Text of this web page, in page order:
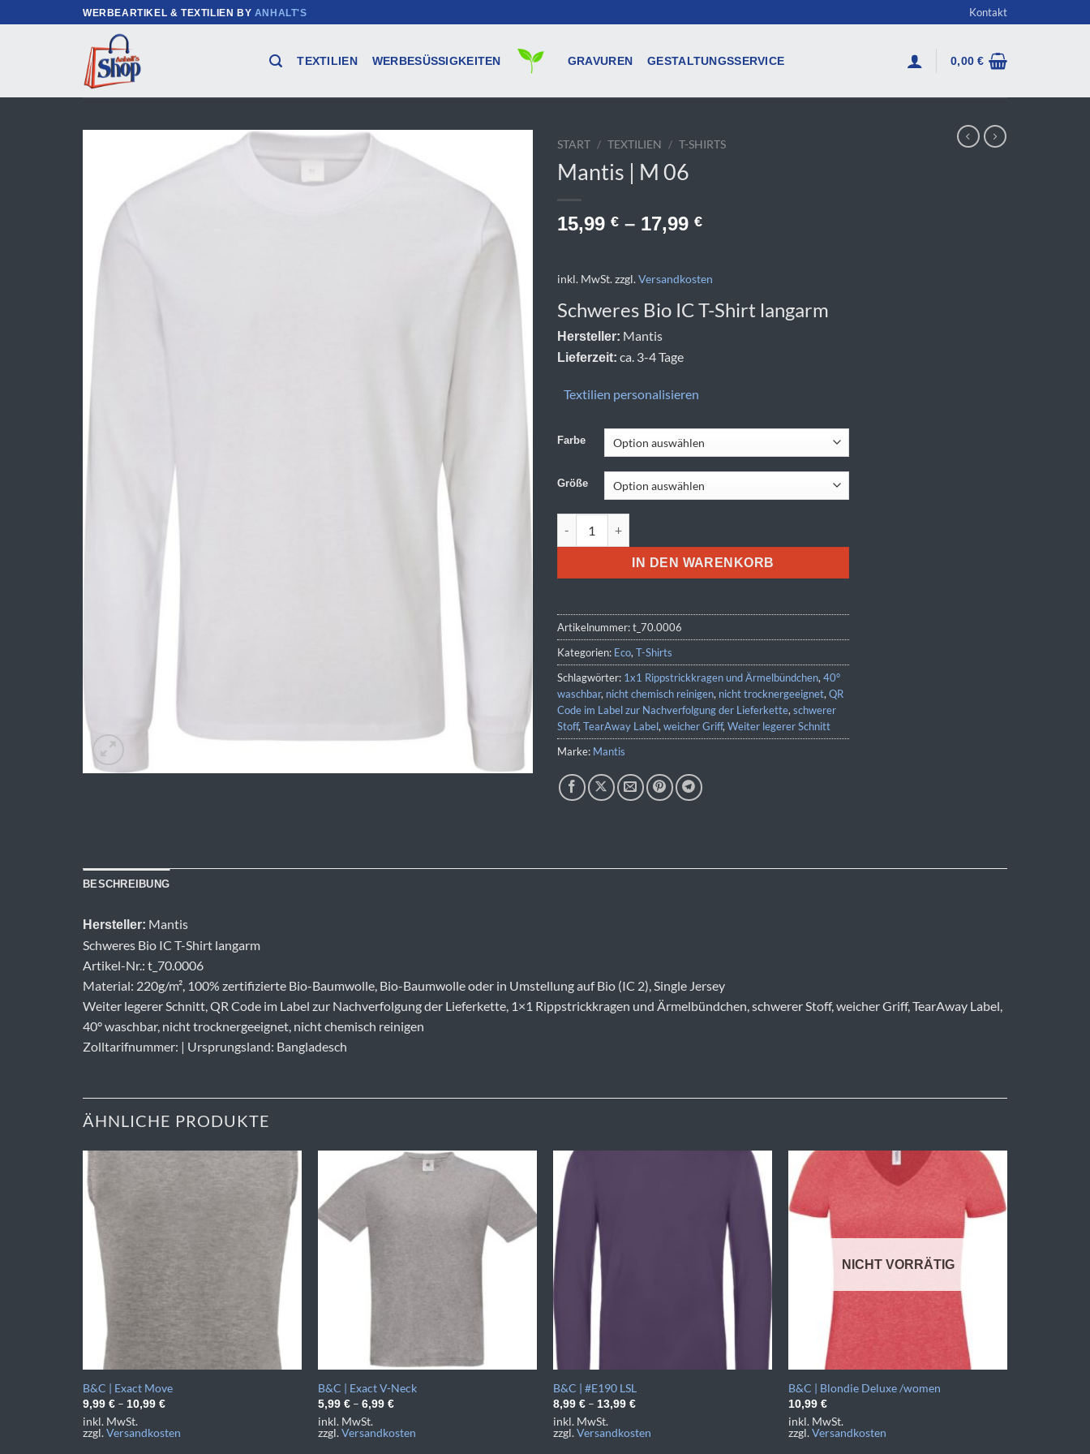
Inhalt
WERBEARTIKEL & TEXTILIEN BY ANHALT'S Kontakt
TEXTILIEN WERBESÜSSIGKEITEN GRAVUREN GESTALTUNGSSERVICE 0,00€
START / TEXTILIEN / T-SHIRTS
Mantis | M 06
15,99 € – 17,99 €
inkl. MwSt.zzgl.Versandkosten
Schweres Bio IC T-Shirt langarm
Hersteller: Mantis
Lieferzeit: ca. 3-4 Tage
Textilien personalisieren
Farbe
Größe
IN DEN WARENKORB
Artikelnummer:t_70.0006
Kategorien: Eco,T-Shirts
Schlagwörter: 1x1 Rippstrickkragen und Ärmelbündchen,40°
waschbar, nicht chemisch reinigen, nicht trocknergeeignet,QR
Code im Label zur Nachverfolgung der Lieferkette,schwerer
Stoff,TearAway Label,weicher Griff,Weiter legerer Schnitt
Marke: Mantis
BESCHREIBUNG
Hersteller: Mantis
Schweres Bio IC T-Shirt langarm
Artikel-Nr.: t_70.0006
Material: 220g/m², 100% zertifizierte Bio-Baumwolle, Bio-Baumwolle oder in Umstellung auf Bio (IC 2), Single Jersey
Weiter legerer Schnitt, QR Code im Label zur Nachverfolgung der Lieferkette, 1×1 Rippstrickkragen und Ärmelbündchen, schwerer Stoff, weicher Griff, TearAway Label,
40° waschbar, nicht trocknergeeignet, nicht chemisch reinigen
Zolltarifnummer: | Ursprungsland: Bangladesch
ÄHNLICHE PRODUKTE
B&C | Exact Move
9,99 €– 10,99 €
inkl. MwSt.
zzgl.Versandkosten
B&C | Exact V-Neck
5,99 €– 6,99 €
inkl. MwSt.
zzgl.Versandkosten
B&C | #E190 LSL
8,99 €– 13,99 €
inkl. MwSt.
zzgl.Versandkosten
NICHT VORRÄTIG
B&C | Blondie Deluxe /women
10,99 €
inkl. MwSt.
zzgl.Versandkosten